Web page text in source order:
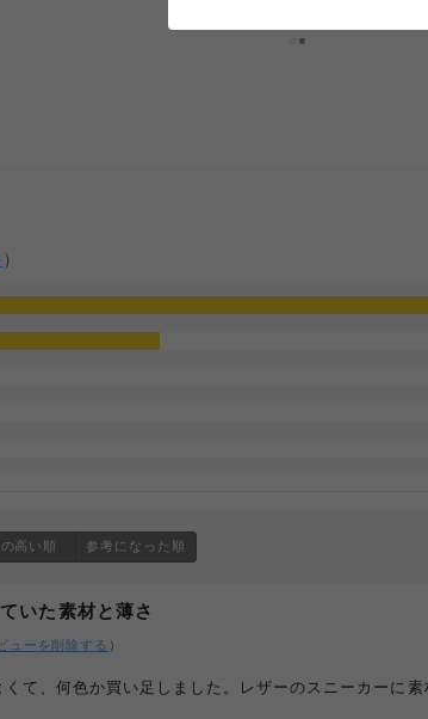
）
高い順 参考になった順
いた素材と薄さ
ューを削除する ）
て、何色か買い足しました。レザーのスニーカーに素